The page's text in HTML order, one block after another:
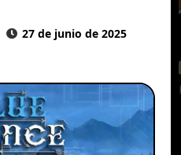
27 de junio de 2025